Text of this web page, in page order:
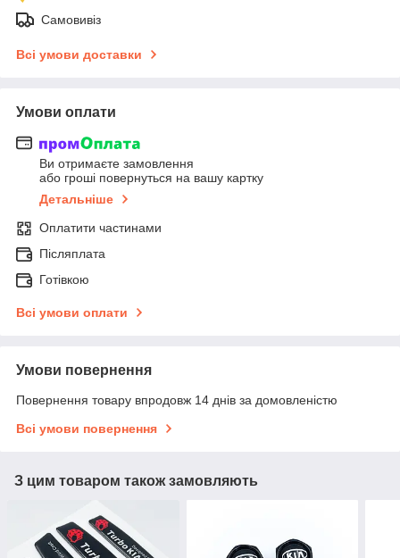
Самовивіз
Всі умови доставки
Умови оплати
Ви отримаєте замовлення
або гроші повернуться на вашу картку
Детальніше
Оплатити частинами
Післяплата
Готівкою
Всі умови оплати
Умови повернення
Повернення товару впродовж 14 днів за домовленістю
Всі умови повернення
З цим товаром також замовляють